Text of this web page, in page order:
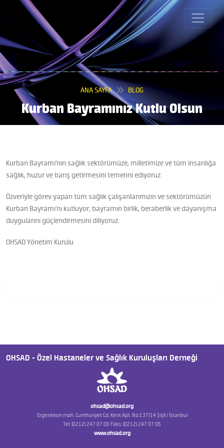
ANA SAYFA BLOG
Kurban Bayramınız Kutlu Olsun
Kurban Bayramı'nın sağlık sektörümüze, milletimize ve tüm insanlığa
sağlık, huzur ve barış getirmesini temenni ediyoruz.
Özveriyle görev yapan tüm sağlık çalışanlarımızın ve sektörümüzün
Kurban Bayramı'nı kutluyor; bayramın birlik, beraberlik ve dayanışma
duygularını güçlendirmesini diliyoruz.
OHSAD Yönetim Kurulu
OHSAD - Özel Hastaneler ve Sağlık Kuruluşları Derneği
ohsad@ohsad.org
Ergenekon mah. Cumhuriyet Cd. Kent Apt. No:137/14 Şişli / İstanbul
Tel: (0212) 247 07 00 Faks: (0212) 247 07 05
www.ohsad.org